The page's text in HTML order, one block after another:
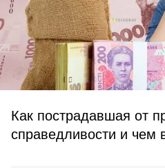
Как пострадавшая от
справедливости и чем